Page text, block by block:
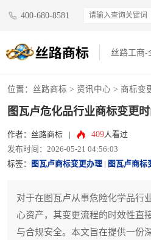
400-680-8581
丝路工商-
位置： 丝路商标 > 资讯中心 > 商标变
图瓦卢危化品行业商标变更
作者：丝路商标 409人看过
发布时间：2026-05-21 04:56:03
标签：
图瓦卢商标变更办理 图瓦卢商标
对于在图瓦卢从事危险化学品行
心资产，其变更流程的时效性直
与合规安全。本文旨在提供一份